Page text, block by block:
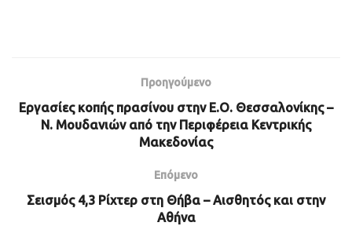
Προηγούμενο
Εργασίες κοπής πρασίνου στην Ε.Ο. Θεσσαλονίκης –
Ν. Μουδανιών από την Περιφέρεια Κεντρικής
Μακεδονίας
Επόμενο
Σεισμός 4,3 Ρίχτερ στη Θήβα – Αισθητός και στην
Αθήνα